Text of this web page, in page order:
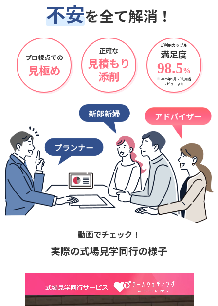
不安を全て解消！
プロ視点での
見極め
正確な
見積もり
添削
ご利用カップル
満足度
98.5%
※2025年9月 ご利用者
レビューより
動画でチェック！
実際の式場見学同行の様子